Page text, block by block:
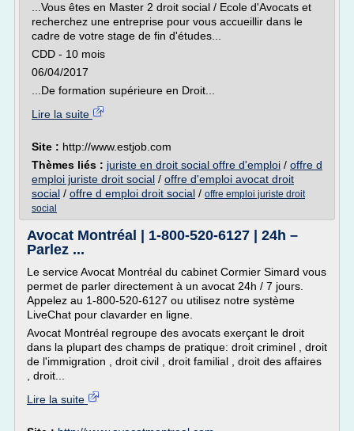
...Vous êtes en Master 2 droit social / Ecole d'Avocats et
recherchez une entreprise pour vous accueillir dans le
cadre de votre stage de fin d'études...
CDD - 10 mois
06/04/2017
...De formation supérieure en Droit...
Lire la suite
Site : http://www.estjob.com
Thèmes liés : juriste en droit social offre d'emploi / offre d
emploi juriste droit social / offre d'emploi avocat droit
social / offre d emploi droit social / offre emploi juriste droit
social
Avocat Montréal | 1-800-520-6127 | 24h –
Parlez ...
Le service Avocat Montréal du cabinet Cormier Simard vous
permet de parler directement à un avocat 24h / 7 jours.
Appelez au 1-800-520-6127 ou utilisez notre système
LiveChat pour clavarder en ligne.
Avocat Montréal regroupe des avocats exerçant le droit
dans la plupart des champs de pratique: droit criminel , droit
de l'immigration , droit civil , droit familial , droit des affaires
, droit...
Lire la suite